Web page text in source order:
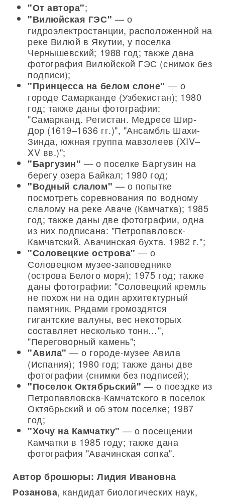
"От автора";
"Вилюйская ГЭС" — о
гидроэлектростанции, расположенной на
реке Вилюй в Якутии, у поселка
Чернышевский; 1988 год; также дана
фотография Вилюйской ГЭС (снимок без
подписи);
"Принцесса на белом слоне" — о
городе Самарканде (Узбекистан); 1980
год; также даны фотографии:
"Самарканд. Регистан. Медресе Шир-
Дор (1619–1636 гг.)", "Ансамбль Шахи-
Зинда, южная группа мавзолеев (XIV–
XV вв.)";
"Баргузин" — о поселке Баргузин на
берегу озера Байкал; 1980 год;
"Водный слалом" — о попытке
посмотреть соревнования по водному
слалому на реке Аваче (Камчатка); 1985
год; также даны две фотографии, одна
из них подписана: "Петропавловск-
Камчатский. Авачинская бухта. 1982 г.";
"Соловецкие острова" — о
Соловецком музее-заповеднике
(острова Белого моря); 1975 год; также
даны фотографии: "Соловецкий кремль
не похож ни на один архитектурный
памятник. Рядами громоздятся
гигантские валуны, вес некоторых
составляет несколько тонн…",
"Переговорный камень";
"Авила" — о городе-музее Авила
(Испания); 1980 год; также даны две
фотографии (снимки без подписей);
"Поселок Октябрьский" — о поездке из
Петропавловска-Камчатского в поселок
Октябрьский и об этом поселке; 1987
год;
"Хочу на Камчатку" — о посещении
Камчатки в 1985 году; также дана
фотография "Авачинская сопка".
Автор брошюры: Лидия Ивановна
Розанова, кандидат биологических наук,